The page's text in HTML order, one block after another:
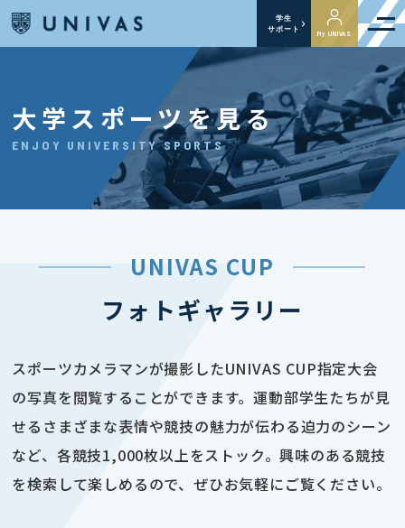
学生
サポート
My UNIVAS
大学スポーツを見る
ENJOY UNIVERSITY SPORTS
UNIVAS CUP
フォトギャラリー
スポーツカメラマンが撮影したUNIVAS CUP指定大会
の写真を閲覧することができます。運動部学生たちが見
せるさまざまな表情や競技の魅力が伝わる迫力のシーン
など、各競技1,000枚以上をストック。興味のある競技
を検索して楽しめるので、ぜひお気軽にご覧ください。